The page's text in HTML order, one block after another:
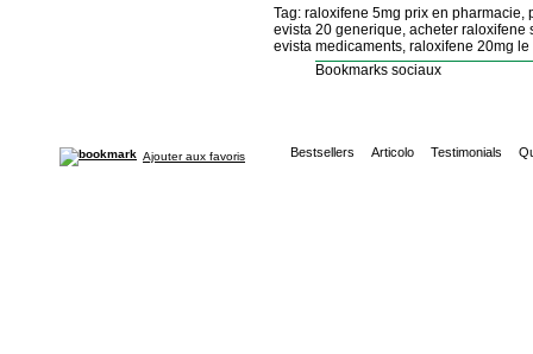
Tag: raloxifene 5mg prix en
evista 20 generique, acheter raloxifene
evista medicaments, raloxifene 20mg
Bookmarks sociaux
Ajouter aux favoris Bestsellers Articolo Testimonials